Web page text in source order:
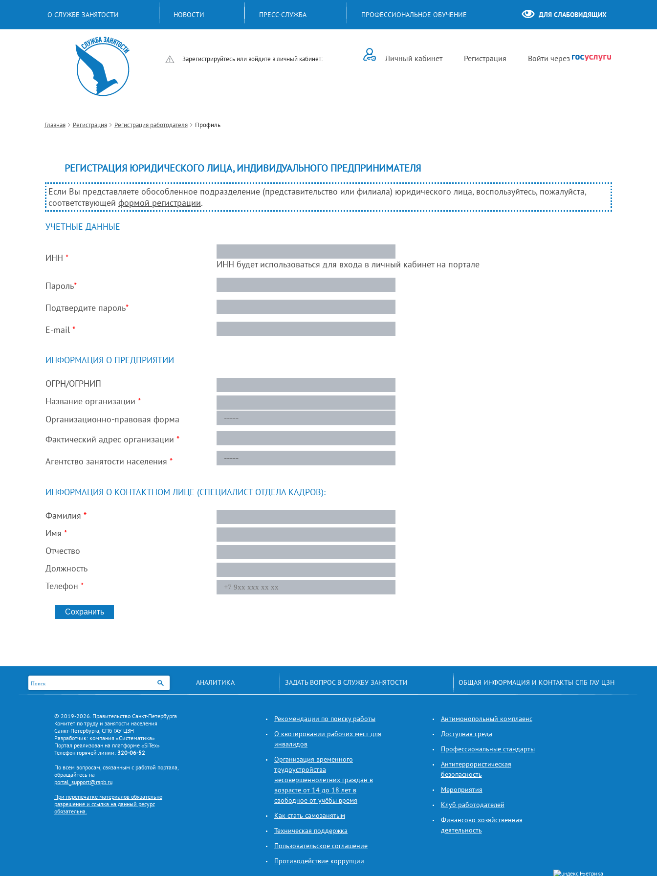
О СЛУЖБЕ ЗАНЯТОСТИ НОВОСТИ ПРЕСС-СЛУЖБА ПРОФЕССИОНАЛЬНОЕ ОБУЧЕНИЕ ДЛЯ СЛАБОВИДЯЩИХ
Зарегистрируйтесь или войдите в личный кабинет: Личный кабинет Регистрация Войти через
Главная Регистрация Регистрация работодателя Профиль
РЕГИСТРАЦИЯ ЮРИДИЧЕСКОГО ЛИЦА, ИНДИВИДУАЛЬНОГО ПРЕДПРИНИМАТЕЛЯ
Если Вы представляете обособленное подразделение (представительство или филиала) юридического лица, воспользуйтесь, пожалуйста,
соответствующей формой регистрации.
УЧЕТНЫЕ ДАННЫЕ
ИНН *
ИНН будет использоваться для входа в личный кабинет на портале
Пароль*
Подтвердите пароль*
E-mail *
ИНФОРМАЦИЯ О ПРЕДПРИЯТИИ
ОГРН/ОГРНИП
Название организации *
Организационно-правовая форма
-----
Фактический адрес организации *
Агентство занятости населения * -----
ИНФОРМАЦИЯ О КОНТАКТНОМ ЛИЦЕ (СПЕЦИАЛИСТ ОТДЕЛА КАДРОВ):
Фамилия *
Имя *
Отчество
Должность
Телефон *
Сохранить
АНАЛИТИКА ЗАДАТЬ ВОПРОС В СЛУЖБУ ЗАНЯТОСТИ ОБЩАЯ ИНФОРМАЦИЯ И КОНТАКТЫ СПБ ГАУ ЦЗН
© 2019-2026. Правительство Санкт-Петербурга
Комитет по труду и занятости населения
Санкт-Петербурга, СПб ГАУ ЦЗН
Разработчик: компания «Систематика»
Портал реализован на платформе «SiTex»
Телефон горячей линии: 320-06-52
По всем вопросам, связанным с работой портала,
обращайтесь на
portal_support@rspb.ru
При перепечатке материалов обязательно
разрешение и ссылка на данный ресурс
обязательна.
Рекомендации по поиску работы
О квотировании рабочих мест для
инвалидов
Организация временного
трудоустройства
несовершеннолетних граждан в
возрасте от 14 до 18 лет в
свободное от учёбы время
Как стать самозанятым
Техническая поддержка
Пользовательское соглашение
Противодействие коррупции
Антимонопольный комплаенс
Доступная среда
Профессиональные стандарты
Антитеррористическая
безопасность
Мероприятия
Клуб работодателей
Финансово-хозяйственная
деятельность